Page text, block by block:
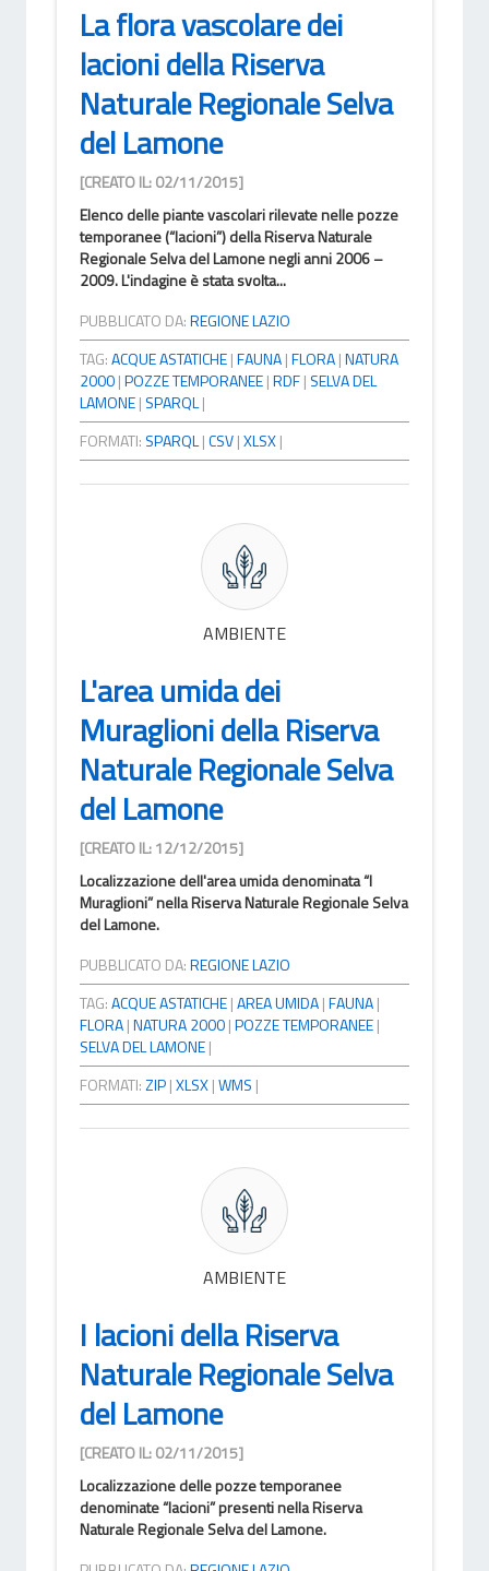
La flora vascolare dei
lacioni della Riserva
Naturale Regionale Selva
del Lamone
[CREATO IL: 02/11/2015]
Elenco delle piante vascolari rilevate nelle pozze
temporanee (“lacioni”) della Riserva Naturale
Regionale Selva del Lamone negli anni 2006 –
2009. L'indagine è stata svolta...
PUBBLICATO DA:REGIONE LAZIO
TAG:ACQUE ASTATICHE|FAUNA|FLORA|NATURA
2000|POZZE TEMPORANEE|RDF| SELVA DEL
LAMONE| SPARQL|
FORMATI: SPARQL|CSV|XLSX|
AMBIENTE
L'area umida dei
Muraglioni della Riserva
Naturale Regionale Selva
del Lamone
[CREATO IL: 12/12/2015]
Localizzazione dell'area umida denominata “I
Muraglioni” nella Riserva Naturale Regionale Selva
del Lamone.
PUBBLICATO DA:REGIONE LAZIO
TAG:ACQUE ASTATICHE|AREA UMIDA|FAUNA|
FLORA|NATURA 2000|POZZE TEMPORANEE|
SELVA DEL LAMONE|
FORMATI:ZIP|XLSX|WMS |
AMBIENTE
I lacioni della Riserva
Naturale Regionale Selva
del Lamone
[CREATO IL: 02/11/2015]
Localizzazione delle pozze temporanee
denominate “lacioni” presenti nella Riserva
Naturale Regionale Selva del Lamone.